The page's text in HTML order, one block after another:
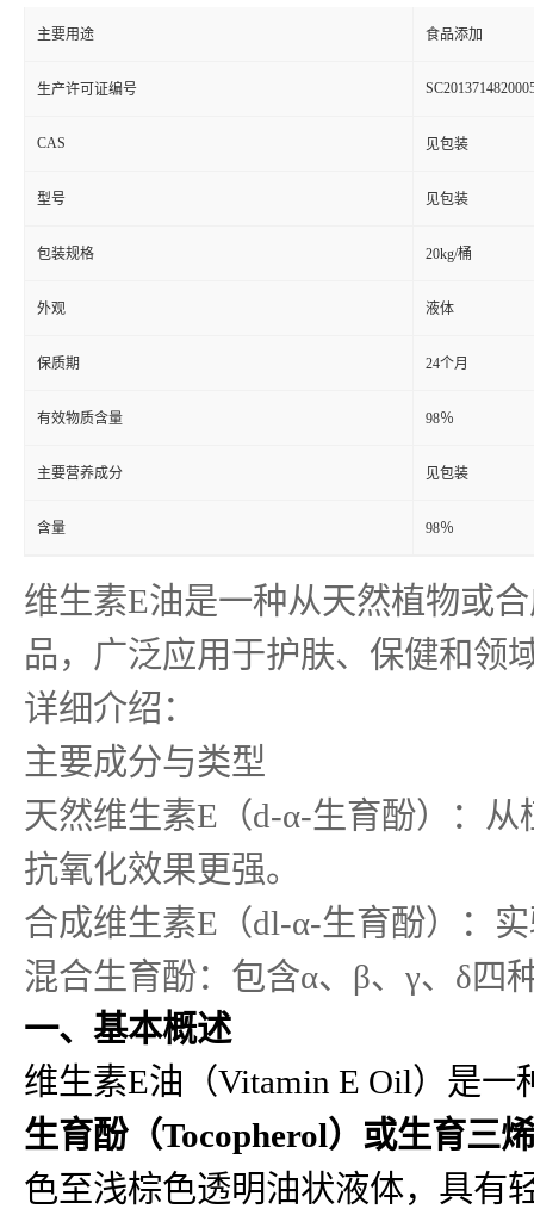
主要用途 食品添加
生产许可证编号
CAS 见包装
型号 见包装
包装规格 20kg/桶
外观 液体
保质期 24个月
有效物质含量 98％
主要营养成分 见包装
含量 98％
维生素E油是一种从天然植物或
品，广泛应用于护肤、保健和领
详细介绍：
主要成分与类型
天然维生素E（d-α-生育酚）：
抗氧化效果更强。
合成维生素E（dl-α-生育酚）：
混合生育酚：包含α、β、γ、δ四
一、基本概述
维生素E油（Vitamin E Oil）是
生育酚（Tocopherol） 或生育三
色至浅棕色透明油状液体，具有